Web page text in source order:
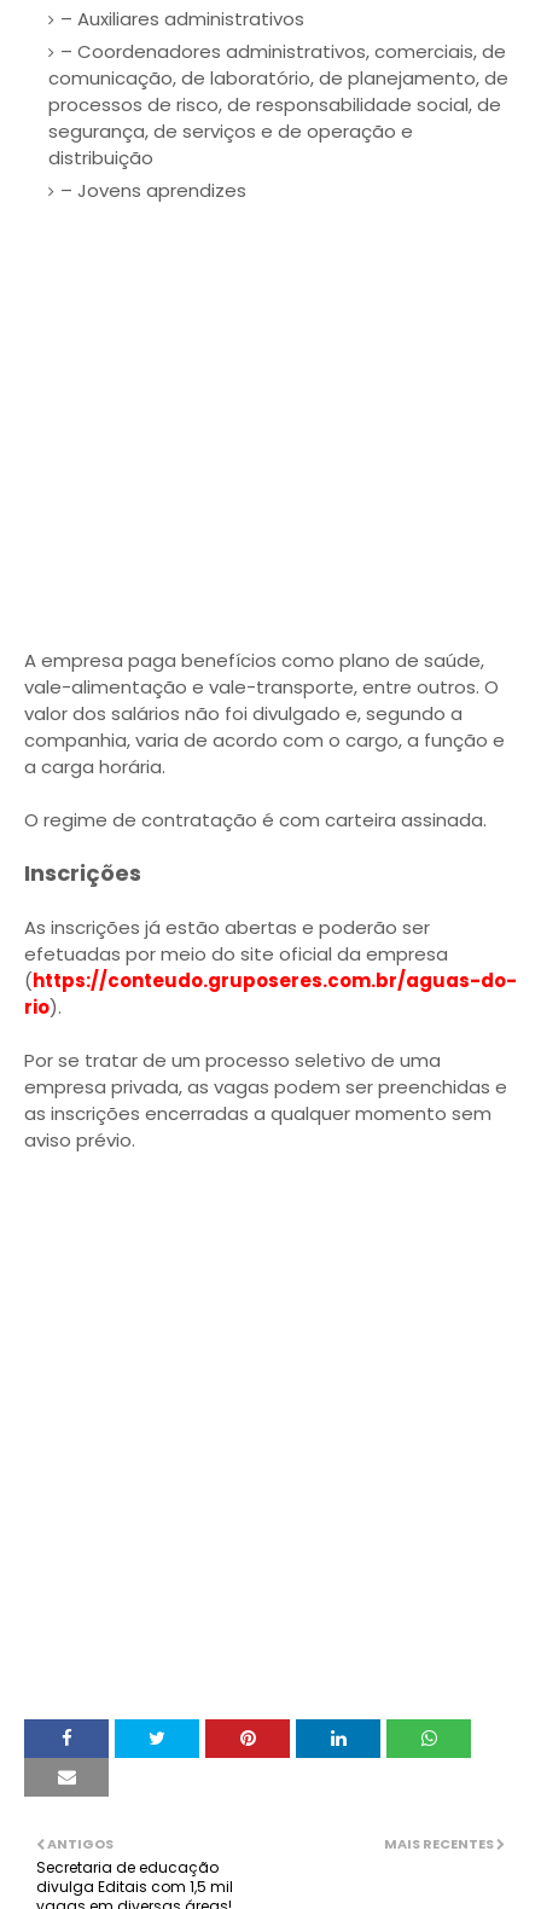
– Auxiliares administrativos
– Coordenadores administrativos, comerciais, de
comunicação, de laboratório, de planejamento, de
processos de risco, de responsabilidade social, de
segurança, de serviços e de operação e
distribuição
– Jovens aprendizes
A empresa paga benefícios como plano de saúde,
vale-alimentação e vale-transporte, entre outros. O
valor dos salários não foi divulgado e, segundo a
companhia, varia de acordo com o cargo, a função e
a carga horária.
O regime de contratação é com carteira assinada.
Inscrições
As inscrições já estão abertas e poderão ser
efetuadas por meio do site oficial da empresa
(https://conteudo.gruposeres.com.br/aguas-do-
rio).
Por se tratar de um processo seletivo de uma
empresa privada, as vagas podem ser preenchidas e
as inscrições encerradas a qualquer momento sem
aviso prévio.
MAIS RECENTES
ANTIGOS
Secretaria de educação
divulga Editais com 1,5 mil